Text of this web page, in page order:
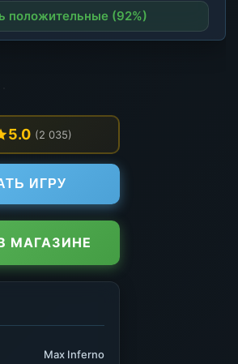
положительные (92%)
5.0 (2 035)
ИГРУ
МАГАЗИНЕ
Max Inferno